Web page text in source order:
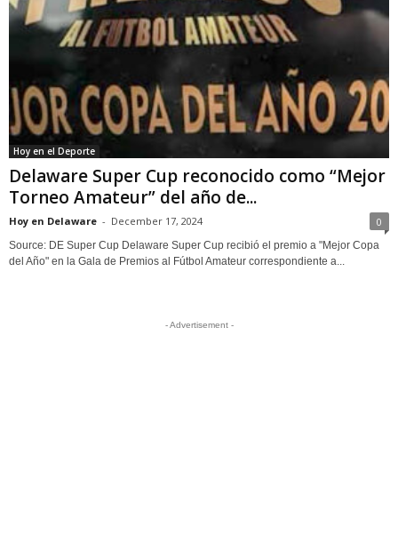
Hoy en el Deporte
Delaware Super Cup reconocido como “Mejor
Torneo Amateur” del año de...
Hoy en Delaware - December 17, 2024 0
Source: DE Super Cup Delaware Super Cup recibió el premio a "Mejor Copa
del Año" en la Gala de Premios al Fútbol Amateur correspondiente a...
- Advertisement -